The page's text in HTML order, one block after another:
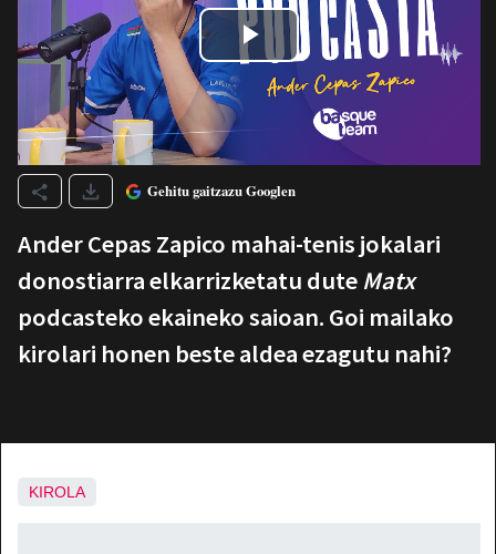
Gehitu gaitzazu Googlen
Ander Cepas Zapico mahai-tenis jokalari
donostiarra elkarrizketatu dute Matx
podcasteko ekaineko saioan. Goi mailako
kirolari honen beste aldea ezagutu nahi?
KIROLA